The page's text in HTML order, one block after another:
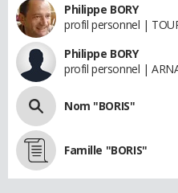
Philippe BORY
profil personnel |
Philippe BORY
profil personnel |
Nom "BORIS"
Famille "BORIS"